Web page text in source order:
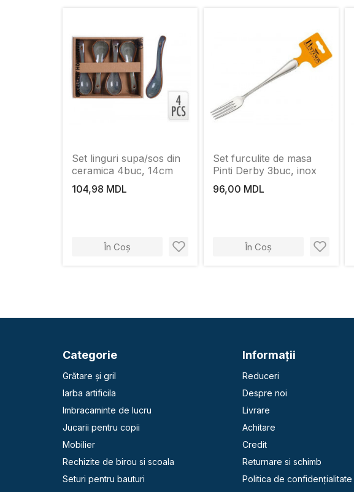
Set linguri supa/sos din
ceramica 4buc, 14cm
104,98 MDL
În Coș
Set furculite de masa
Pinti Derby 3buc, inox
96,00 MDL
În Coș
Categorie
Grătare și gril
Iarba artificila
Imbracaminte de lucru
Jucarii pentru copii
Mobilier
Rechizite de birou si scoala
Seturi pentru bauturi
Informaţii
Reduceri
Despre noi
Livrare
Achitare
Credit
Returnare si schimb
Politica de confidențialitate